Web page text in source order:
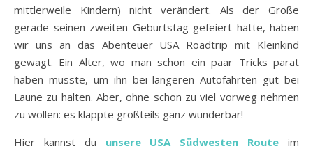
mittlerweile Kindern) nicht verändert. Als der Große
gerade seinen zweiten Geburtstag gefeiert hatte, haben
wir uns an das Abenteuer USA Roadtrip mit Kleinkind
gewagt. Ein Alter, wo man schon ein paar Tricks parat
haben musste, um ihn bei längeren Autofahrten gut bei
Laune zu halten. Aber, ohne schon zu viel vorweg nehmen
zu wollen: es klappte großteils ganz wunderbar!
Hier kannst du unsere USA Südwesten Route im